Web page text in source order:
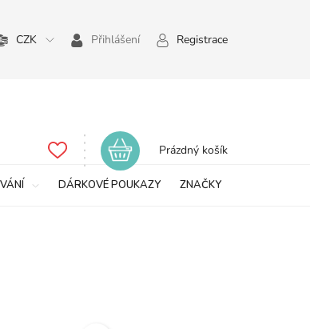
CZK Přihlášení Registrace
Nákupní
Prázdný košík
DÁRKOVÉ POUKAZY ZNAČKY